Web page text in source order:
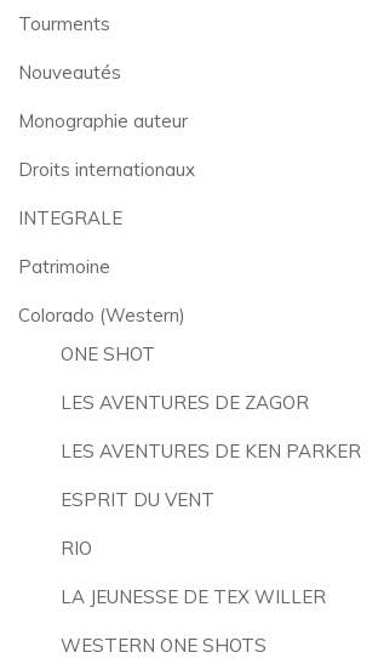
Tourments
Nouveautés
Monographie auteur
Droits internationaux
INTEGRALE
Patrimoine
Colorado (Western)
ONE SHOT
LES AVENTURES DE ZAGOR
LES AVENTURES DE KEN PARKER
ESPRIT DU VENT
RIO
LA JEUNESSE DE TEX WILLER
WESTERN ONE SHOTS